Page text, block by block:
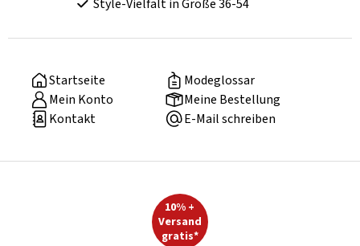
Style-Vielfalt in Größe 36-54
Startseite
Modeglossar
Mein Konto
Meine Bestellung
Kontakt
E-Mail schreiben
10% +
Versand
gratis*